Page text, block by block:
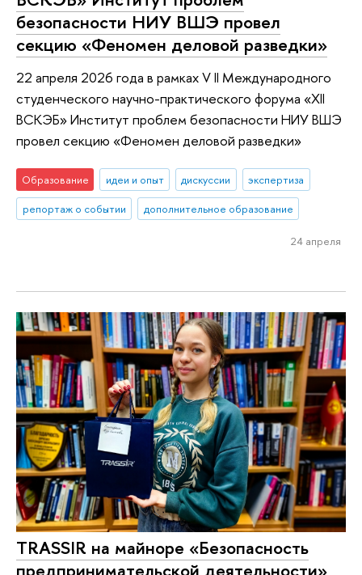
безопасности НИУ ВШЭ провел
секцию «Феномен деловой разведки»
22 апреля 2026 года в рамках V II Международного
студенческого научно-практического форума «XII
ВСКЭБ» Институт проблем безопасности НИУ ВШЭ
провел секцию «Феномен деловой разведки»
Образование идеи и опыт дискуссии
экспертиза
репортаж о событии
дополнительное образование
24 апреля
TRASSIR на майноре «Безопасность
предпринимательской деятельности»